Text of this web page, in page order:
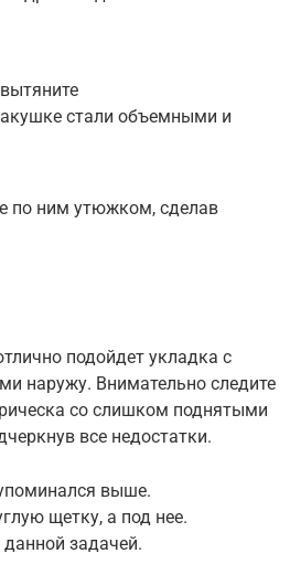
стали объемными и
по ним утюжком, сделав
подойдет укладка с
наружу. Внимательно следите
со слишком поднятыми
все недостатки.
выше.
щетку, а под нее.
задачей.